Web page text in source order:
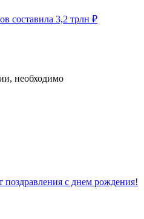
составила 3,2 трлн ₽
необходимо
поздравления с днем рождения!